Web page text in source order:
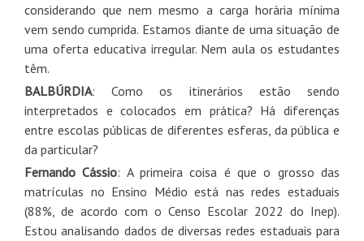
considerando que nem mesmo a carga horária mínima
vem sendo cumprida. Estamos diante de uma situação de
uma oferta educativa irregular. Nem aula os estudantes
têm.
BALBÚRDIA:
Como os itinerários estão sendo
interpretados e colocados em prática? Há diferenças
entre escolas públicas de diferentes esferas, da pública e
da particular?
Fernando Cássio: A primeira coisa é que o grosso das
matrículas no Ensino Médio está nas redes estaduais
(88%, de acordo com o Censo Escolar 2022 do Inep).
Estou analisando dados de diversas redes estaduais para